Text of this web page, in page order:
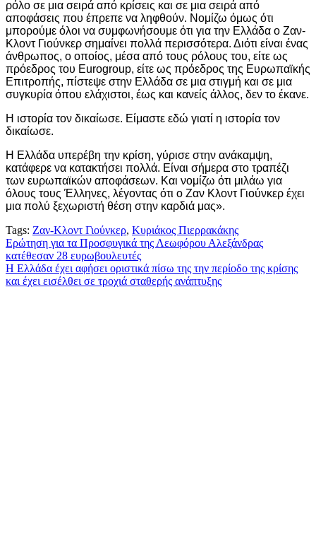
ρόλο σε μια σειρά από κρίσεις και σε μια σειρά από
αποφάσεις που έπρεπε να ληφθούν. Νομίζω όμως ότι
μπορούμε όλοι να συμφωνήσουμε ότι για την Ελλάδα ο Ζαν-
Κλοντ Γιούνκερ σημαίνει πολλά περισσότερα. Διότι είναι ένας
άνθρωπος, ο οποίος, μέσα από τους ρόλους του, είτε ως
πρόεδρος του Eurogroup, είτε ως πρόεδρος της Ευρωπαϊκής
Επιτροπής, πίστεψε στην Ελλάδα σε μια στιγμή και σε μια
συγκυρία όπου ελάχιστοι, έως και κανείς άλλος, δεν το έκανε.
Η ιστορία τον δικαίωσε. Είμαστε εδώ γιατί η ιστορία τον
δικαίωσε.
Η Ελλάδα υπερέβη την κρίση, γύρισε στην ανάκαμψη,
κατάφερε να κατακτήσει πολλά. Είναι σήμερα στο τραπέζι
των ευρωπαϊκών αποφάσεων. Και νομίζω ότι μιλάω για
όλους τους Έλληνες, λέγοντας ότι ο Ζαν Κλοντ Γιούνκερ έχει
μια πολύ ξεχωριστή θέση στην καρδιά μας».
Tags: Ζαν-Κλοντ Γιούνκερ, Κυριάκος Πιερρακάκης
Πλοήγηση
άρθρων
Ερώτηση για τα Προσφυγικά της Λεωφόρου Αλεξάνδρας
κατέθεσαν 28 ευρωβουλευτές
Η Ελλάδα έχει αφήσει οριστικά πίσω της την περίοδο της κρίσης
και έχει εισέλθει σε τροχιά σταθερής ανάπτυξης